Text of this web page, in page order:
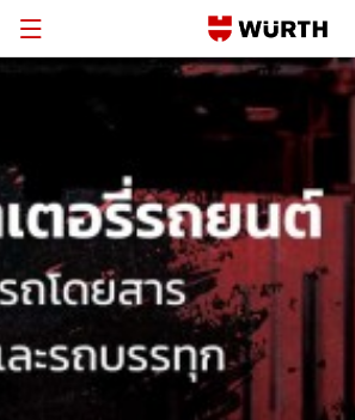
ล็อกอินด้
ชื่อผู้ใช้
รหัสผ่าน
ลืมรหัสผ่านของคุณใช่หรือไม่
แผนกกลุ่มโรงงานอุตสาหกรรม
แผนกก่อสร้าง
แผนกอุตสาหกรรม
เวือร์ท กรุ๊ป
ข่าวสารและกิจกรรม